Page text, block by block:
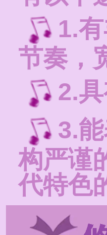
1.
节奏，
2.
3.
构严谨
代特色